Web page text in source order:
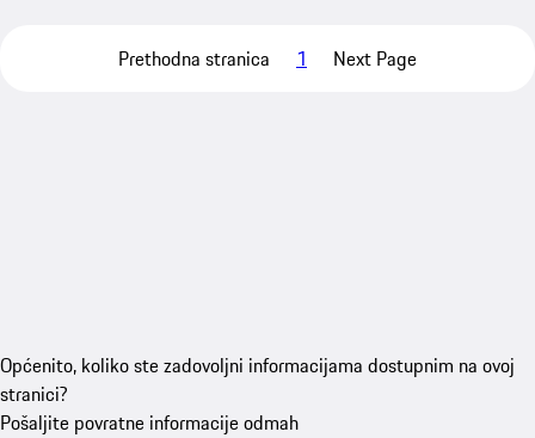
Prethodna stranica 1 Next Page
Općenito, koliko ste zadovoljni informacijama dostupnim na ovoj
stranici?
Pošaljite povratne informacije odmah